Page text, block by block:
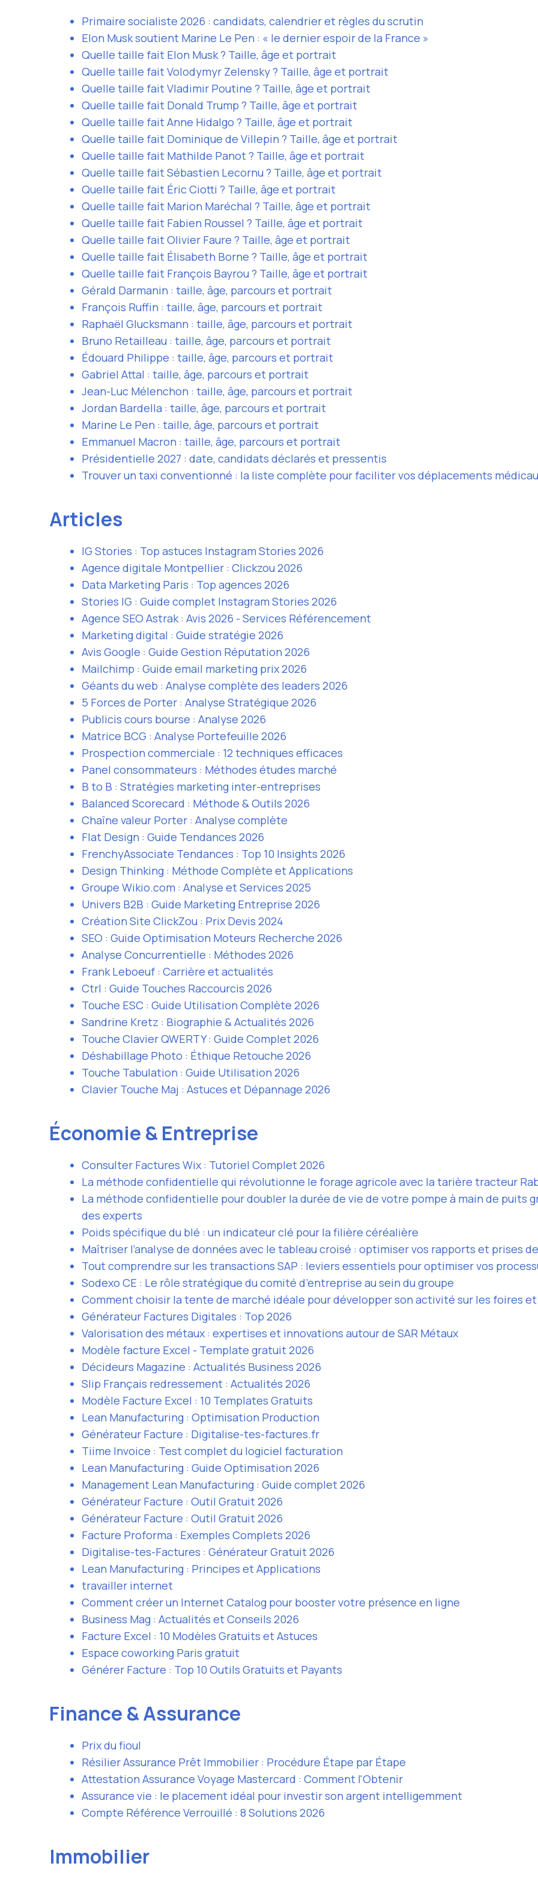
Primaire socialiste 2026 : candidats, calendrier et règles du scrutin
Elon Musk soutient Marine Le Pen : « le dernier espoir de la France »
Quelle taille fait Elon Musk ? Taille, âge et portrait
Quelle taille fait Volodymyr Zelensky ? Taille, âge et portrait
Quelle taille fait Vladimir Poutine ? Taille, âge et portrait
Quelle taille fait Donald Trump ? Taille, âge et portrait
Quelle taille fait Anne Hidalgo ? Taille, âge et portrait
Quelle taille fait Dominique de Villepin ? Taille, âge et portrait
Quelle taille fait Mathilde Panot ? Taille, âge et portrait
Quelle taille fait Sébastien Lecornu ? Taille, âge et portrait
Quelle taille fait Éric Ciotti ? Taille, âge et portrait
Quelle taille fait Marion Maréchal ? Taille, âge et portrait
Quelle taille fait Fabien Roussel ? Taille, âge et portrait
Quelle taille fait Olivier Faure ? Taille, âge et portrait
Quelle taille fait Élisabeth Borne ? Taille, âge et portrait
Quelle taille fait François Bayrou ? Taille, âge et portrait
Gérald Darmanin : taille, âge, parcours et portrait
François Ruffin : taille, âge, parcours et portrait
Raphaël Glucksmann : taille, âge, parcours et portrait
Bruno Retailleau : taille, âge, parcours et portrait
Édouard Philippe : taille, âge, parcours et portrait
Gabriel Attal : taille, âge, parcours et portrait
Jean-Luc Mélenchon : taille, âge, parcours et portrait
Jordan Bardella : taille, âge, parcours et portrait
Marine Le Pen : taille, âge, parcours et portrait
Emmanuel Macron : taille, âge, parcours et portrait
Présidentielle 2027 : date, candidats déclarés et pressentis
Trouver un taxi conventionné : la liste complète pour faciliter vos déplacements
Articles
IG Stories : Top astuces Instagram Stories 2026
Agence digitale Montpellier : Clickzou 2026
Data Marketing Paris : Top agences 2026
Stories IG : Guide complet Instagram Stories 2026
Agence SEO Astrak : Avis 2026 - Services Référencement
Marketing digital : Guide stratégie 2026
Avis Google : Guide Gestion Réputation 2026
Mailchimp : Guide email marketing prix 2026
Géants du web : Analyse complète des leaders 2026
5 Forces de Porter : Analyse Stratégique 2026
Publicis cours bourse : Analyse 2026
Matrice BCG : Analyse Portefeuille 2026
Prospection commerciale : 12 techniques efficaces
Panel consommateurs : Méthodes études marché
B to B : Stratégies marketing inter-entreprises
Balanced Scorecard : Méthode & Outils 2026
Chaîne valeur Porter : Analyse complète
Flat Design : Guide Tendances 2026
FrenchyAssociate Tendances : Top 10 Insights 2026
Design Thinking : Méthode Complète et Applications
Groupe Wikio.com : Analyse et Services 2025
Univers B2B : Guide Marketing Entreprise 2026
Création Site ClickZou : Prix Devis 2024
SEO : Guide Optimisation Moteurs Recherche 2026
Analyse Concurrentielle : Méthodes 2026
Frank Leboeuf : Carrière et actualités
Ctrl : Guide Touches Raccourcis 2026
Touche ESC : Guide Utilisation Complète 2026
Sandrine Kretz : Biographie & Actualités 2026
Touche Clavier QWERTY : Guide Complet 2026
Déshabillage Photo : Éthique Retouche 2026
Touche Tabulation : Guide Utilisation 2026
Clavier Touche Maj : Astuces et Dépannage 2026
Économie & Entreprise
Consulter Factures Wix : Tutoriel Complet 2026
La méthode confidentielle qui révolutionne le forage agricole avec la tarière tracteur
La méthode confidentielle pour doubler la durée de vie de votre pompe à main de puits
des experts
Poids spécifique du blé : un indicateur clé pour la filière céréalière
Maîtriser l’analyse de données avec le tableau croisé : optimiser vos rapports et prises
Tout comprendre sur les transactions SAP : leviers essentiels pour optimiser vos
Sodexo CE : Le rôle stratégique du comité d’entreprise au sein du groupe
Comment choisir la tente de marché idéale pour développer son activité sur les foires
Générateur Factures Digitales : Top 2026
Valorisation des métaux : expertises et innovations autour de SAR Métaux
Modèle facture Excel - Template gratuit 2026
Décideurs Magazine : Actualités Business 2026
Slip Français redressement : Actualités 2026
Modèle Facture Excel : 10 Templates Gratuits
Lean Manufacturing : Optimisation Production
Générateur Facture : Digitalise-tes-factures.fr
Tiime Invoice : Test complet du logiciel facturation
Lean Manufacturing : Guide Optimisation 2026
Management Lean Manufacturing : Guide complet 2026
Générateur Facture : Outil Gratuit 2026
Générateur Facture : Outil Gratuit 2026
Facture Proforma : Exemples Complets 2026
Digitalise-tes-Factures : Générateur Gratuit 2026
Lean Manufacturing : Principes et Applications
travailler internet
Comment créer un Internet Catalog pour booster votre présence en ligne
Business Mag : Actualités et Conseils 2026
Facture Excel : 10 Modèles Gratuits et Astuces
Espace coworking Paris gratuit
Générer Facture : Top 10 Outils Gratuits et Payants
Finance & Assurance
Prix du fioul
Résilier Assurance Prêt Immobilier : Procédure Étape par Étape
Attestation Assurance Voyage Mastercard : Comment l'Obtenir
Assurance vie : le placement idéal pour investir son argent intelligemment
Compte Référence Verrouillé : 8 Solutions 2026
Immobilier